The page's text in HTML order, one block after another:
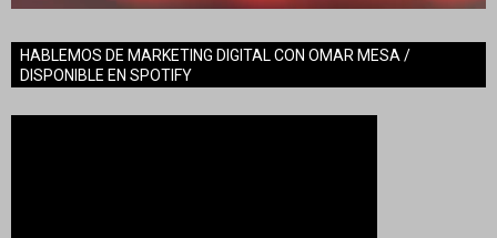
HABLEMOS DE MARKETING DIGITAL CON OMAR MESA /
DISPONIBLE EN SPOTIFY